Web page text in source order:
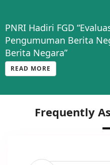
PNRI Hadiri FGD
Pengumuman Berita
Berita Negara”
READ MORE
Frequently